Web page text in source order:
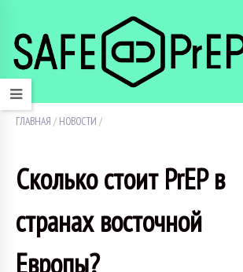
ГЛАВНАЯ / НОВОСТИ /
Сколько стоит PrEP в
странах восточной
Европы?